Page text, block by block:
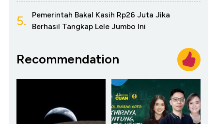
5.
Pemerintah Bakal Kasih Rp26 Juta Jika
Berhasil Tangkap Lele Jumbo Ini
Recommendation